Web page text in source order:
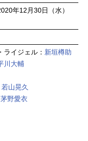
年12月30日（水）
ライジェル： 新垣樽助
川大輔
若山晃久
茅野愛衣